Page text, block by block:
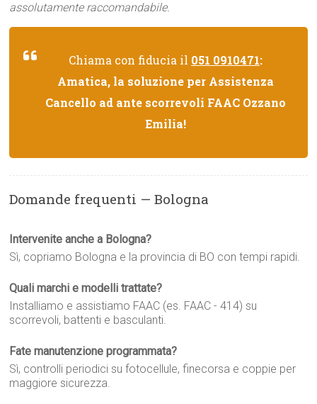
assolutamente raccomandabile.
Chiama con fiducia il 051 0910471:
Amatica, la soluzione per Assistenza
Cancello ad ante scorrevoli FAAC Ozzano
Emilia!
Domande frequenti — Bologna
Intervenite anche a Bologna?
Sì, copriamo Bologna e la provincia di BO con tempi rapidi.
Quali marchi e modelli trattate?
Installiamo e assistiamo FAAC (es. FAAC - 414) su
scorrevoli, battenti e basculanti.
Fate manutenzione programmata?
Sì, controlli periodici su fotocellule, finecorsa e coppie per
maggiore sicurezza.